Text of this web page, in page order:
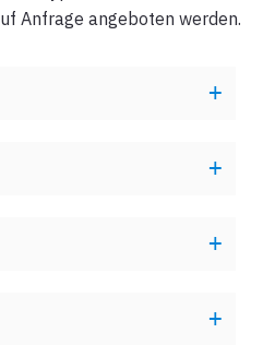
Anfrage angeboten werden.